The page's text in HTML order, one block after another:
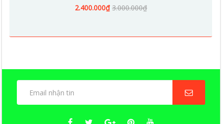
2.400.000₫ 3.000.000₫